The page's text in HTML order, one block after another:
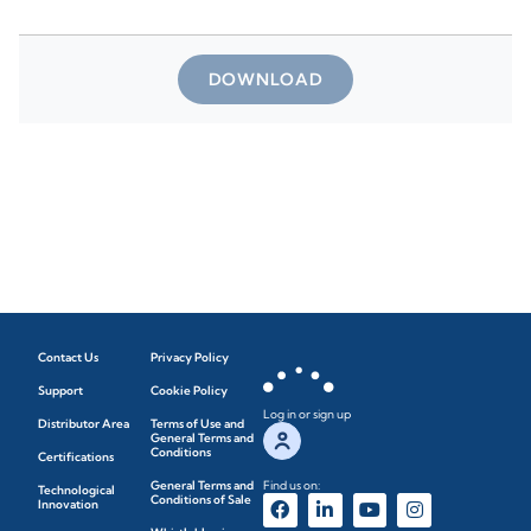
DOWNLOAD
Contact Us
Support
Distributor Area
Certifications
Technological
Innovation
Privacy Policy
Cookie Policy
Terms of Use and
General Terms and
Conditions
General Terms and
Conditions of Sale
Log in or sign up
Find us on: